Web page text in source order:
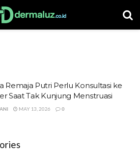
Remaja Putri Perlu Konsultasi ke
Saat Tak Kunjung Menstruasi
MAY 13, 2026 0